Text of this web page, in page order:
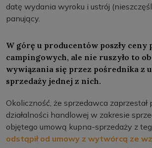
datę wydania wyroku i ustrój
panujący.
W górę u producentów poszły ceny
campingowych, ale nie ruszyło to
wywiązania się przez pośrednika z
sprzedaży jednej z nich.
Okoliczność, że sprzedawca zaprzestał
działalności handlowej w zakresie
objętego umową kupna-sprzedaży z
odstąpił od umowy z wytwórcą ze